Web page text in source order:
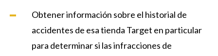
Obtener información sobre el historial de
accidentes de esa tienda Target en particular
para determinar si las infracciones de